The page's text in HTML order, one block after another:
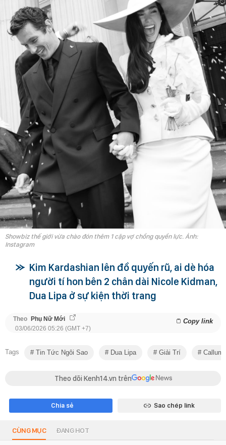
Showbiz thế giới vừa chào đón thêm 1 cặp vợ chồng quyền lực. Ảnh:
Instagram
Kim Kardashian lên đồ quyến rũ, ai dè hóa
người tí hon bên 2 chân dài Nicole Kidman,
Dua Lipa ở sự kiện thời trang
Theo Phụ Nữ Mới Copy link
03/06/2026 05:26 (GMT +7)
Tags Tin Tức Ngôi Sao Dua Lipa Giải Trí Callum
Theo dõi Kenh14.vn trên
Chia sẻ Sao chép link
CÙNG MỤC ĐANG HOT